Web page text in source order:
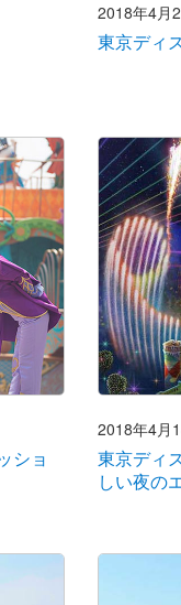
2018年4月
東京ディ
ショ
2018年4月
東京ディ
しい夜の